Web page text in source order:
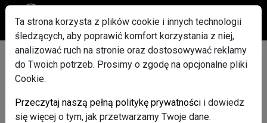
Niemiecki bez stresu –
korepetycje dla dzieci i
młodzieży
Ta strona korzysta z plików cookie i innych technologii
śledzących, aby poprawić komfort korzystania z niej,
analizować ruch na stronie oraz dostosowywać reklamy
do Twoich potrzeb. Prosimy o zgodę na opcjonalne pliki
Cookie.
Przeczytaj naszą pełną politykę prywatności i dowiedz
się więcej o tym, jak przetwarzamy Twoje dane.